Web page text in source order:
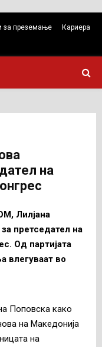
за преземање Кариера
на
Лилјана
претседател на
Од партијата
влегуваат во
Поповска како
на Македонија
на